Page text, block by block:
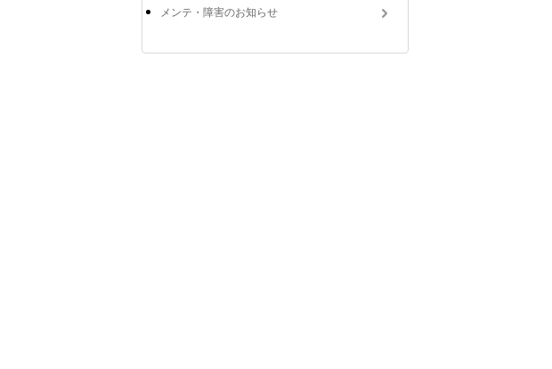
メンテ・障害のお知らせ